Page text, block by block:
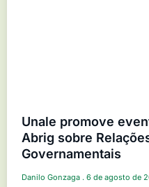
Unale promove
Abrig sobre
Governamentais
Danilo Gonzaga 6 de agosto de